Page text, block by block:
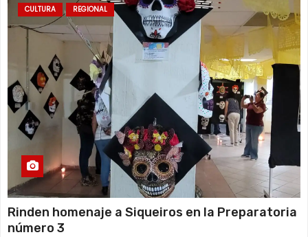
CULTURA REGIONAL
Rinden homenaje a Siqueiros en la Preparatoria
número 3